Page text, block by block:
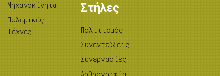
Μηχανοκίνητα
Πολεμικές
Τέχνες
Στήλες
Πολιτισμός
Συνεντεύξεις
Συνεργασίες
Αρθρογραφία